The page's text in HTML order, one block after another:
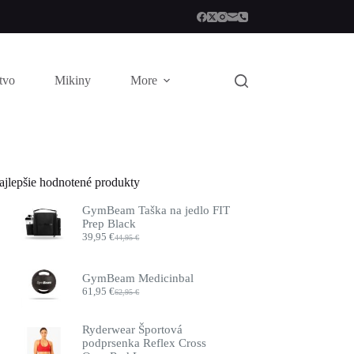
Mikiny More
hodnotené produkty
GymBeam Taška na jedlo FIT
Prep Black
44,95€
Pôvodná
44,95 €.
39,95€
Aktuálna
39,95 €.
GymBeam Medicinbal
62,95€
Pôvodná
62,95 €.
61,95€
Aktuálna
61,95 €.
Ryderwear Športová
podprsenka Reflex Cross